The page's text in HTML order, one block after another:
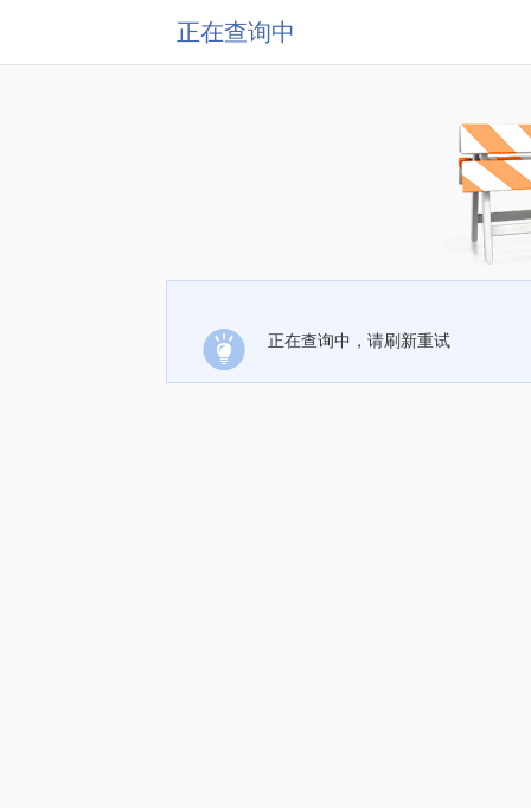
正在查询中
正在查询中，请刷新重试